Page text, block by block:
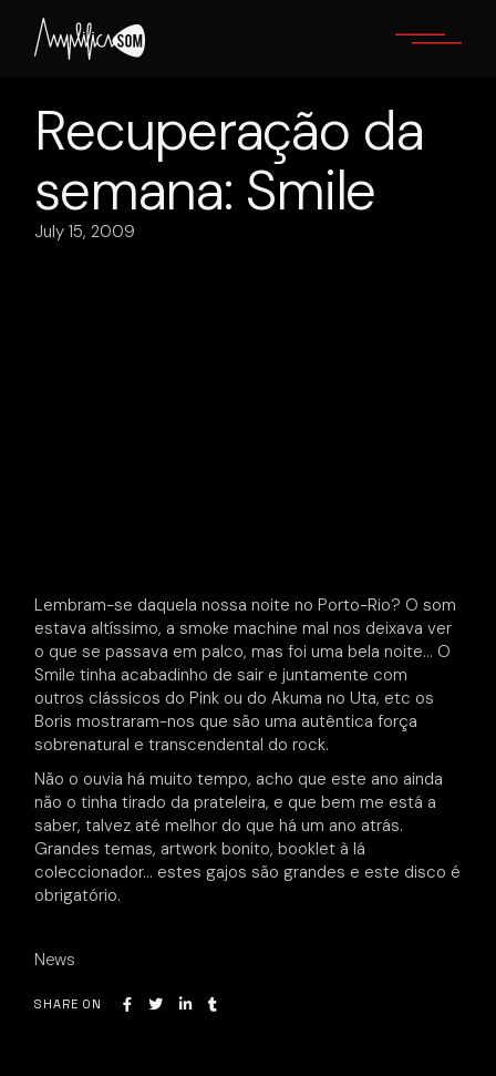
content
Recuperação da
semana: Smile
July 15, 2009
Lembram-se daquela nossa noite no Porto-Rio? O som
estava altíssimo, a smoke machine mal nos deixava ver
o que se passava em palco, mas foi uma bela noite… O
Smile tinha acabadinho de sair e juntamente com
outros clássicos do Pink ou do Akuma no Uta, etc os
Boris mostraram-nos que são uma autêntica força
sobrenatural e transcendental do rock.
Não o ouvia há muito tempo, acho que este ano ainda
não o tinha tirado da prateleira, e que bem me está a
saber, talvez até melhor do que há um ano atrás.
Grandes temas, artwork bonito, booklet à lá
coleccionador… estes gajos são grandes e este disco é
obrigatório.
News
SHARE ON